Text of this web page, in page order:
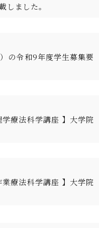
しました。
の令和9年度学生募集要
学療法科学講座 】大学院
業療法科学講座 】大学院